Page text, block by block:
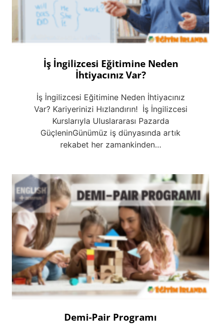
İş İngilizcesi Eğitimine Neden
İhtiyacınız Var?
İş İngilizcesi Eğitimine Neden İhtiyacınız
Var? Kariyerinizi Hızlandırın! İş İngilizcesi
Kurslarıyla Uluslararası Pazarda
GüçleninGünümüz iş dünyasında artık
rekabet her zamankinden…
Demi-Pair Programı